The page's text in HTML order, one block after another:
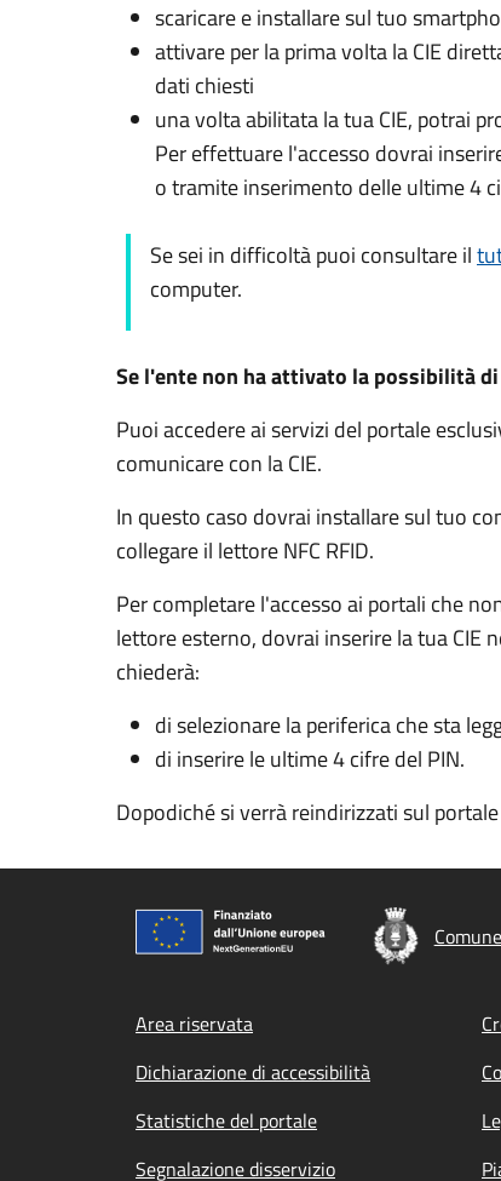
scaricare e installare sul tuo
attivare per la prima volta la CIE
dati chiesti
una volta abilitata la tua CIE, potrai
Per effettuare l'accesso dovrai
o tramite inserimento delle ultime 4
Se sei in difficoltà puoi consultare il
computer.
Se l'ente non ha attivato la possibilità
Puoi accedere ai servizi del portale
comunicare con la CIE.
In questo caso dovrai installare sul tuo
collegare il lettore NFC RFID.
Per completare l'accesso ai portali che
lettore esterno, dovrai inserire la tua CIE
chiederà:
di selezionare la periferica che sta
di inserire le ultime 4 cifre del PIN.
Dopodiché si verrà reindirizzati sul
Footer menu
Area riservata
Dichiarazione di accessibilità
Statistiche del portale
Segnalazione disservizio